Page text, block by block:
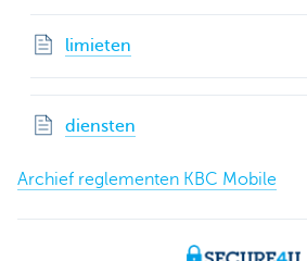
limieten
diensten
Archief reglementen KBC Mobile